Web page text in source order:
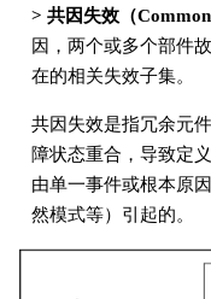
> 共因失效（
因，两个或多个部件
在的相关失效子集。
共因失效是指冗余元
障状态重合，导致定
由单一事件或根本原
然模式等）引起的。